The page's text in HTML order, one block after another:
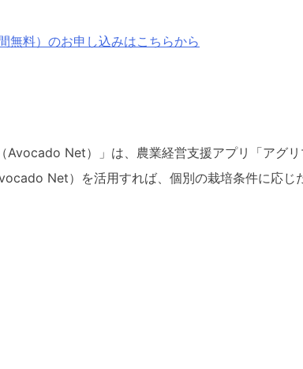
料）のお申し込みはこちらから
Avocado Net）」は、農業経営支援アプリ「アグ
Net）を活用すれば、個別の栽培条件に応